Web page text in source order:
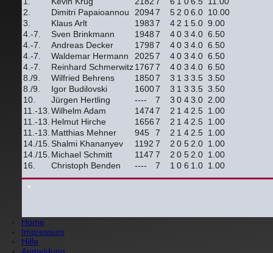
2.
Dimitri Papaioannou 20947 5 2 06.0 10.00
3.
Klaus Arlt 19837 4 2 1 5.0 9.00
4.-7.
Sven Brinkmann 19487 40 3 4.0 6.50
4.-7.
Andreas Decker 17987 40 3 4.0 6.50
4.-7.
Waldemar Hermann 20257 40 3 4.0 6.50
4.-7.
Reinhard Schmerwitz17677 40 3 4.0 6.50
8./9.
Wilfried Behrens 18507 3 1 3 3.5 3.50
8./9.
Igor Budilovski 16007 3 1 3 3.5 3.50
10.
Jürgen Hertling ---- 7 3 0 43.0 2.00
11.-13. Wilhelm Adam 14747 2 1 4 2.5 1.00
11.-13. Helmut Hirche 16567 2 1 4 2.5 1.00
11.-13. Matthias Mehner 945 7 2 1 4 2.5 1.00
14./15. Shalmi Khananyev 1192 7 2 0 5 2.0 1.00
14./15. Michael Schmitt 1147 7 2 0 5 2.0 1.00
16.
Christoph Benden ---- 7 1 0 6 1.0 1.00
Home
Impressum
Hilfe